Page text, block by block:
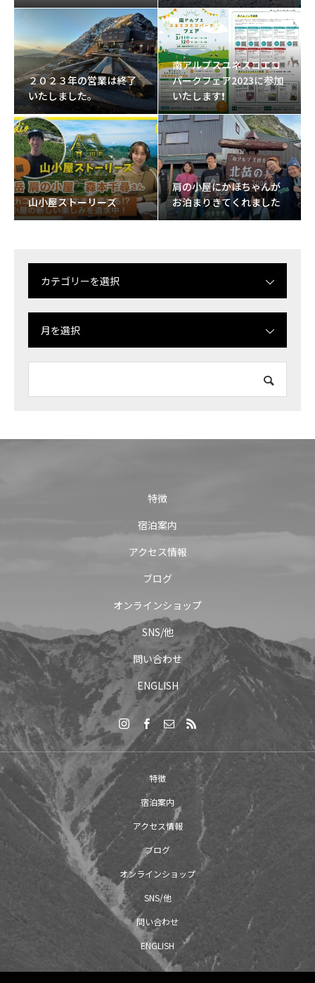
２０２３年の営業は終了
いたしました。
南アルプスユネスコエコ
パークフェア2023に参加
いたします❗
山小屋ストーリーズ
肩の小屋にかほちゃんが
お泊まりきてくれました
カテゴリーを選択
月を選択
特徴
宿泊案内
アクセス情報
ブログ
オンラインショップ
SNS/他
問い合わせ
ENGLISH
特徴
宿泊案内
アクセス情報
ブログ
オンラインショップ
SNS/他
問い合わせ
ENGLISH